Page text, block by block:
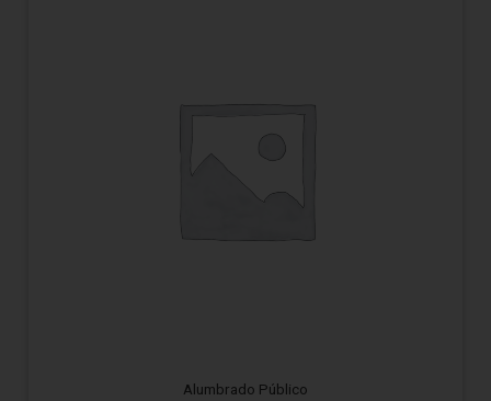
Alumbrado Público